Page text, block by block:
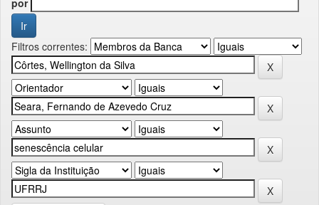
Filtros correntes: